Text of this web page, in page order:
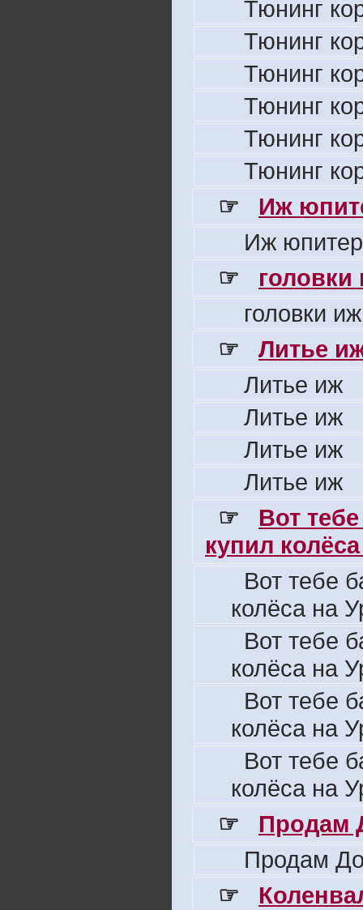
Тюнинг
Тюнинг
Тюнинг
Тюнинг
Тюнинг
Тюнинг
☞
Иж
Иж
☞
головки
☞
Литье
Литье иж
Литье иж
Литье иж
Литье иж
☞
Вот
купил
Вот тебе
колёса на
Вот тебе
колёса на
Вот тебе
колёса на
Вот тебе
колёса на
☞
Продам
Продам
☞